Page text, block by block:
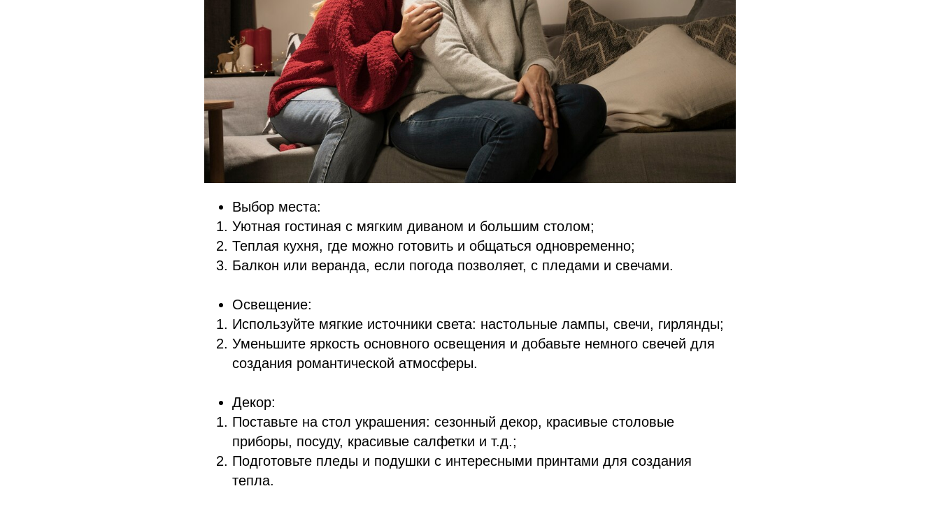
Выбор места:
Уютная гостиная с мягким диваном и большим столом;
Теплая кухня, где можно готовить и общаться одновременно;
Балкон или веранда, если погода позволяет, с пледами и свечами.
Освещение:
Используйте мягкие источники света: настольные лампы, свечи, гирлянды;
Уменьшите яркость основного освещения и добавьте немного свечей для
создания романтической атмосферы.
Декор:
Поставьте на стол украшения: сезонный декор, красивые столовые
приборы, посуду, красивые салфетки и т.д.;
Подготовьте пледы и подушки с интересными принтами для создания
тепла.